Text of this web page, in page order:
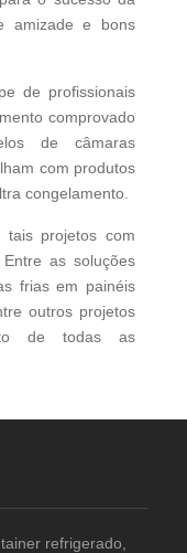
amizade e bons
de profissionais
comprovado
de câmaras
com produtos
congelamento.
tais projetos com
as soluções
frias em painéis
outros projetos
de todas as
refrigerado,